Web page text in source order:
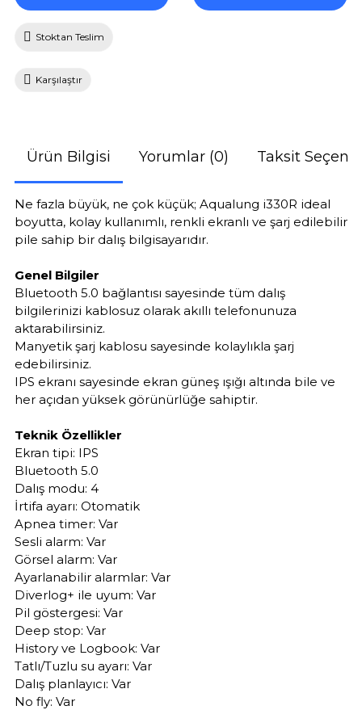
Stoktan Teslim
Karşılaştır
Ürün Bilgisi Yorumlar (0) Taksit
Ne fazla büyük, ne çok küçük; Aqualung i330R ideal
boyutta, kolay kullanımlı, renkli ekranlı ve şarj edilebilir
pile sahip bir dalış bilgisayarıdır.
Genel Bilgiler
Bluetooth 5.0 bağlantısı sayesinde tüm dalış
bilgilerinizi kablosuz olarak akıllı telefonunuza
aktarabilirsiniz.
Manyetik şarj kablosu sayesinde kolaylıkla şarj
edebilirsiniz.
IPS ekranı sayesinde ekran güneş ışığı altında bile ve
her açıdan yüksek görünürlüğe sahiptir.
Teknik Özellikler
Ekran tipi: IPS
Bluetooth 5.0
Dalış modu: 4
İrtifa ayarı: Otomatik
Apnea timer: Var
Sesli alarm: Var
Görsel alarm: Var
Ayarlanabilir alarmlar: Var
Diverlog+ ile uyum: Var
Pil göstergesi: Var
Deep stop: Var
History ve Logbook: Var
Tatlı/Tuzlu su ayarı: Var
Dalış planlayıcı: Var
No fly: Var